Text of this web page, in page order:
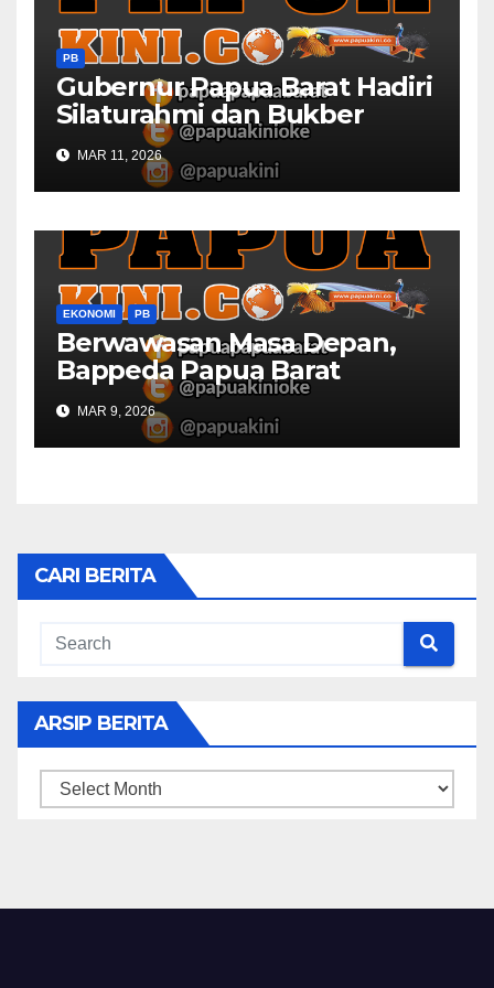
PB
Gubernur Papua Barat Hadiri
Silaturahmi dan Bukber
Bersama DPR RI dan
Mendagri di IPDN
MAR 11, 2026
EKONOMI PB
Berwawasan Masa Depan,
Bappeda Papua Barat
Konsultasi Publik RKPD 2027
MAR 9, 2026
CARI BERITA
ARSIP BERITA
ARSIP